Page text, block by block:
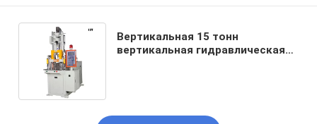
Вертикальная 15 тонн
вертикальная гидравлическая